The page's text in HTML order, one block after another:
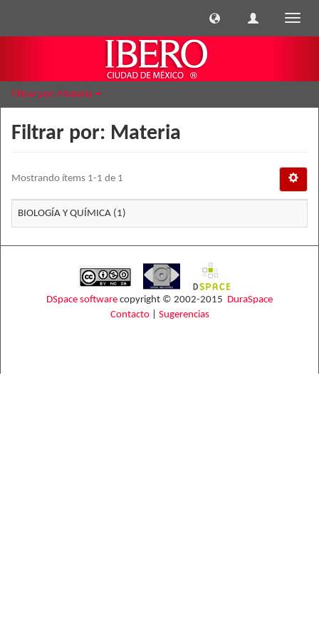
Filtrar por: Materia
Filtrar por: Materia
Mostrando ítems 1-1 de 1
BIOLOGÍA Y QUÍMICA (1)
DSpace software copyright © 2002-2015 DuraSpace
Contacto| Sugerencias